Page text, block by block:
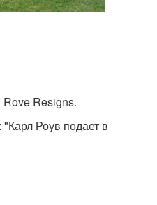
Resigns.
"Карл Роув подает в